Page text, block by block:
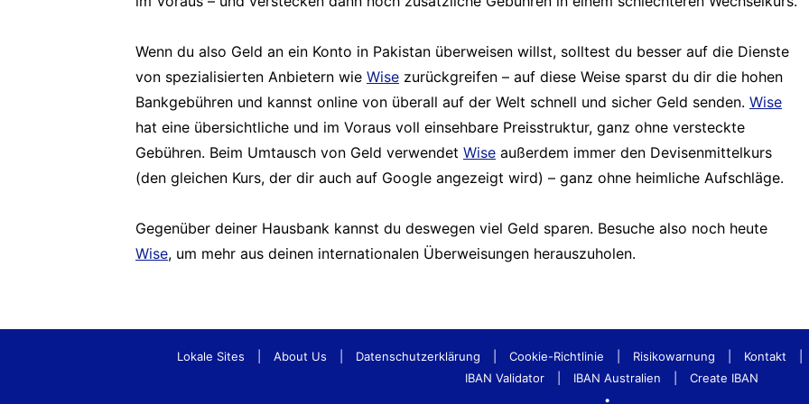
Wenn du also Geld an ein Konto in Pakistan überweisen willst, solltest du besser auf die Dienste
von spezialisierten Anbietern wie Wise zurückgreifen – auf diese Weise sparst du dir die hohen
Bankgebühren und kannst online von überall auf der Welt schnell und sicher Geld senden. Wise
hat eine übersichtliche und im Voraus voll einsehbare Preisstruktur, ganz ohne versteckte
Gebühren. Beim Umtausch von Geld verwendet Wise außerdem immer den Devisenmittelkurs
(den gleichen Kurs, der dir auch auf Google angezeigt wird) – ganz ohne heimliche Aufschläge.
Gegenüber deiner Hausbank kannst du deswegen viel Geld sparen. Besuche also noch heute
Wise, um mehr aus deinen internationalen Überweisungen herauszuholen.
Lokale Sites About Us Datenschutzerklärung Cookie-Richtlinie Risikowarnung Kontakt
IBAN Validator
IBAN Australien
Create IBAN
•